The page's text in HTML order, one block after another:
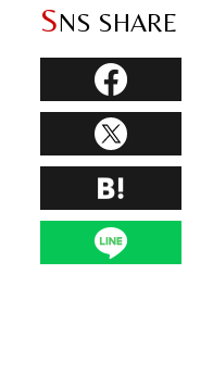
SNS SHARE